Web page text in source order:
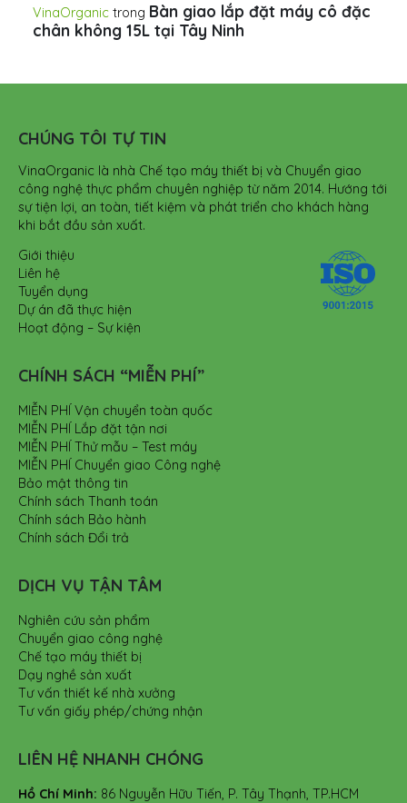
VinaOrganic trong Bàn giao lắp đặt máy cô đặc
chân không 15L tại Tây Ninh
CHÚNG TÔI TỰ TIN
VinaOrganic là nhà Chế tạo máy thiết bị và Chuyển giao
công nghệ thực phẩm chuyên nghiệp từ năm 2014. Hướng tới
sự tiện lợi, an toàn, tiết kiệm và phát triển cho khách hàng
khi bắt đầu sản xuất.
Giới thiệu
Liên hệ
Tuyển dụng
Dự án đã thực hiện
Hoạt động – Sự kiện
CHÍNH SÁCH “MIỄN PHÍ”
MIỄN PHÍ Vận chuyển toàn quốc
MIỄN PHÍ Lắp đặt tận nơi
MIỄN PHÍ Thử mẫu – Test máy
MIỄN PHÍ Chuyển giao Công nghệ
Bảo mật thông tin
Chính sách Thanh toán
Chính sách Bảo hành
Chính sách Đổi trả
DỊCH VỤ TẬN TÂM
Nghiên cứu sản phẩm
Chuyển giao công nghệ
Chế tạo máy thiết bị
Dạy nghề sản xuất
Tư vấn thiết kế nhà xưởng
Tư vấn giấy phép/chứng nhận
LIÊN HỆ NHANH CHÓNG
Hồ Chí Minh: 86 Nguyễn Hữu Tiến, P. Tây Thạnh, TP.HCM